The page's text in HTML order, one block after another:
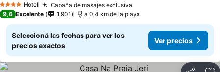
4 EstrellasHotel Cabaña de masajes exclusiva
9,6 Excelente 1.901 a 0.4 km de la playa
Seleccioná las fechas para ver los
precios exactos
Ver precios